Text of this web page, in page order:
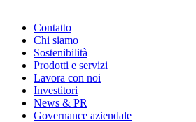
Contatto
Chi siamo
Sostenibilità
Prodotti e servizi
Lavora con noi
Investitori
News & PR
Governance aziendale